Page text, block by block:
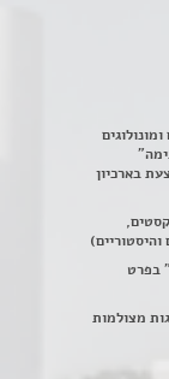
בארכיון
בפרט
ובו ניתן לצפות ב- 400 הצגות מצולמות